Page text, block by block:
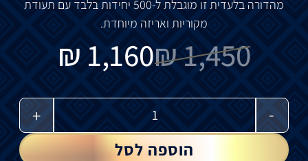
מהדורה בלעדיתזו מוגבלתל-500 יחידותבלבד עם תעודת
מקוריות ואריזה מיוחדת.
1,450
₪
1,160
₪
-
+
הוספה לסל